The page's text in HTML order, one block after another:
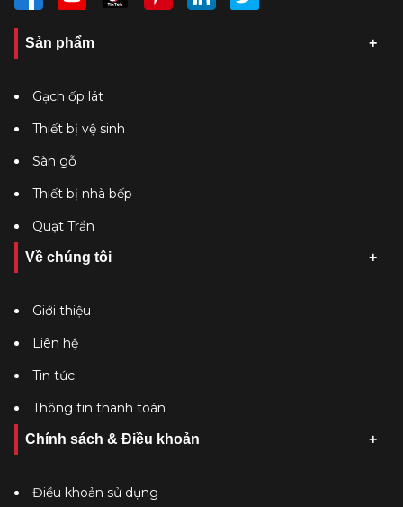
Sản phẩm
Gạch ốp lát
Thiết bị vệ sinh
Sàn gỗ
Thiết bị nhà bếp
Quạt Trần
Về chúng tôi
Giới thiệu
Liên hệ
Tin tức
Thông tin thanh toán
Chính sách & Điều khoản
Điều khoản sử dụng